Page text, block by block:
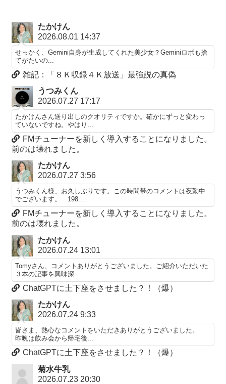
たかけん
2026.08.01 14:37
せっかく、Gemini自身が生成してくれた美少女？Geminiロボも捨
てがたいの...
雑記：「８Ｋ収録４Ｋ放送」最強説の真偽
うつみくん
2026.07.27 17:17
たかけんさん送り出しのクオリティですか。確かにずっと変わっ
ていないですね。やはり...
FMチューナーを新しく導入することになりました。
前のは壊れました。
たかけん
2026.07.27 3:56
うつみくん様、お久しぶりです。この時間帯のコメントは夜勤中
でございます。 198...
FMチューナーを新しく導入することになりました。
前のは壊れました。
たかけん
2026.07.24 13:01
Tomyさん、コメントありがとうございました。ご紹介いただいた
３本の記事を興味深...
ChatGPTに土下座をさせました？！（爆）
たかけん
2026.07.24 9:33
皆さま、熱心なコメントをいただきありがとうございました。
昨晩は飲み会から帰宅後...
ChatGPTに土下座をさせました？！（爆）
菊水牛乳
2026.07.23 20:30